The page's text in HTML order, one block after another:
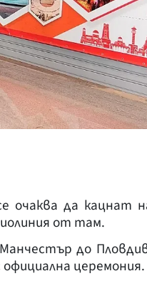
ВЯРА
ОБЯВИ
ВОЙНАТА В
ВРЕМЕТО
очаква да кацнат
от там.
до
церемония.